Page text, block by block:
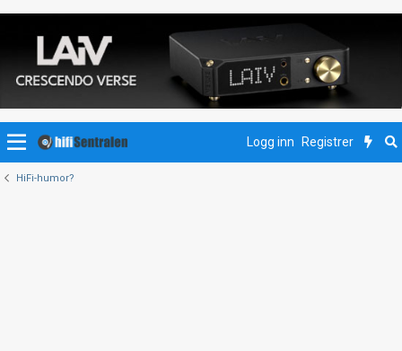
Logg inn Registrer
HiFi-humor?